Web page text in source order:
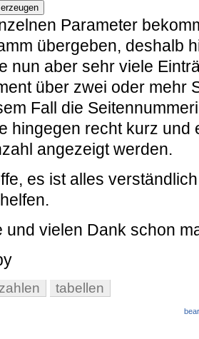
Parameter
übergeben, deshalb
nun aber sehr viele
über zwei oder mehr
Fall die
hingegen recht kurz
angezeigt werden.
es ist alles
und vielen Dank schon
tabellen